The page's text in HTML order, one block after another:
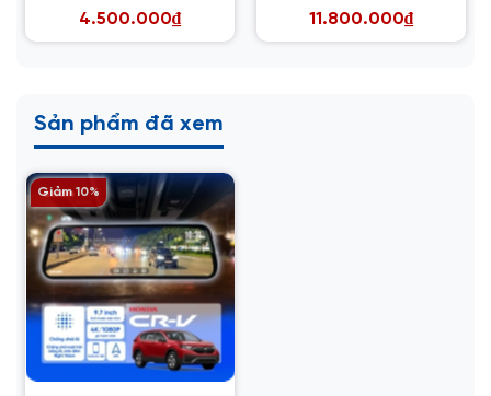
4.500.000₫
11.800.000₫
Sản phẩm đã xem
Giảm 10%